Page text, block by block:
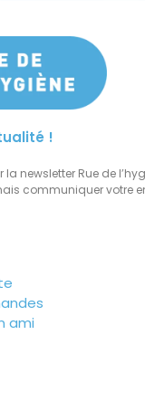
!
la newsletter Rue de
communiquer votre
ami